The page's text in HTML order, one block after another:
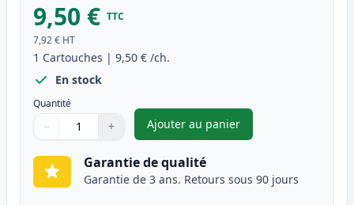
9,50 € TTC
7,92 € HT
1 Cartouches | 9,50 € /ch.
En stock
Quantité
Quantité
Utilisez les boutons pour ajuster
− +
Quantité
Ajouter au panier
,Canon PGI-1500XLM
Garantie de qualité
Garantie de 3 ans. Retours sous 90 jours